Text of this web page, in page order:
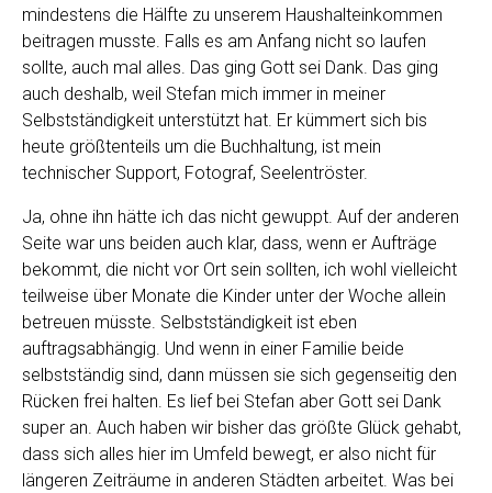
mindestens die Hälfte zu unserem Haushalteinkommen
beitragen musste. Falls es am Anfang nicht so laufen
sollte, auch mal alles. Das ging Gott sei Dank. Das ging
auch deshalb, weil Stefan mich immer in meiner
Selbstständigkeit unterstützt hat. Er kümmert sich bis
heute größtenteils um die Buchhaltung, ist mein
technischer Support, Fotograf, Seelentröster.
Ja, ohne ihn hätte ich das nicht gewuppt. Auf der anderen
Seite war uns beiden auch klar, dass, wenn er Aufträge
bekommt, die nicht vor Ort sein sollten, ich wohl vielleicht
teilweise über Monate die Kinder unter der Woche allein
betreuen müsste. Selbstständigkeit ist eben
auftragsabhängig. Und wenn in einer Familie beide
selbstständig sind, dann müssen sie sich gegenseitig den
Rücken frei halten. Es lief bei Stefan aber Gott sei Dank
super an. Auch haben wir bisher das größte Glück gehabt,
dass sich alles hier im Umfeld bewegt, er also nicht für
längeren Zeiträume in anderen Städten arbeitet. Was bei